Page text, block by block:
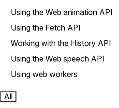
Using the Web animation API
Using the Fetch API
Working with the History API
Using the Web speech API
Using web workers
All